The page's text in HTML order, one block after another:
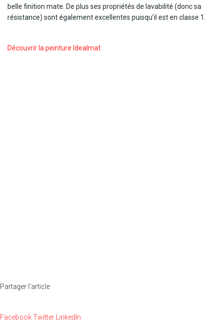
belle finition mate. De plus ses propriétés de lavabilité (donc sa
résistance) sont également excellentes puisqu’il est en classe 1.
Découvrir la peinture Idealmat
Partager l'article
FacebookTwitter LinkedIn